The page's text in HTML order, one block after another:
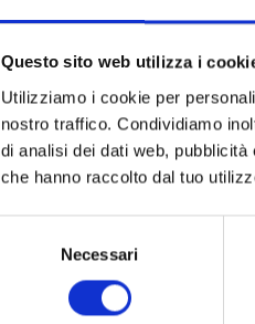
Questo sito web utilizza i
Utilizziamo i cookie per
nostro traffico. Condividiamo
di analisi dei dati web,
che hanno raccolto dal tuo
Necessari